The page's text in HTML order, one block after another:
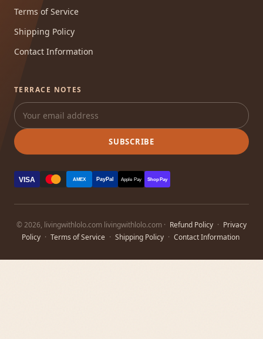
Terms of Service
Shipping Policy
Contact Information
TERRACE NOTES
SUBSCRIBE
VISA AMEX PayPal Apple Pay Shop Pay
© 2026, livingwithlolo.com livingwithlolo.com · Refund Policy · Privacy
Policy · Terms of Service · Shipping Policy · Contact Information